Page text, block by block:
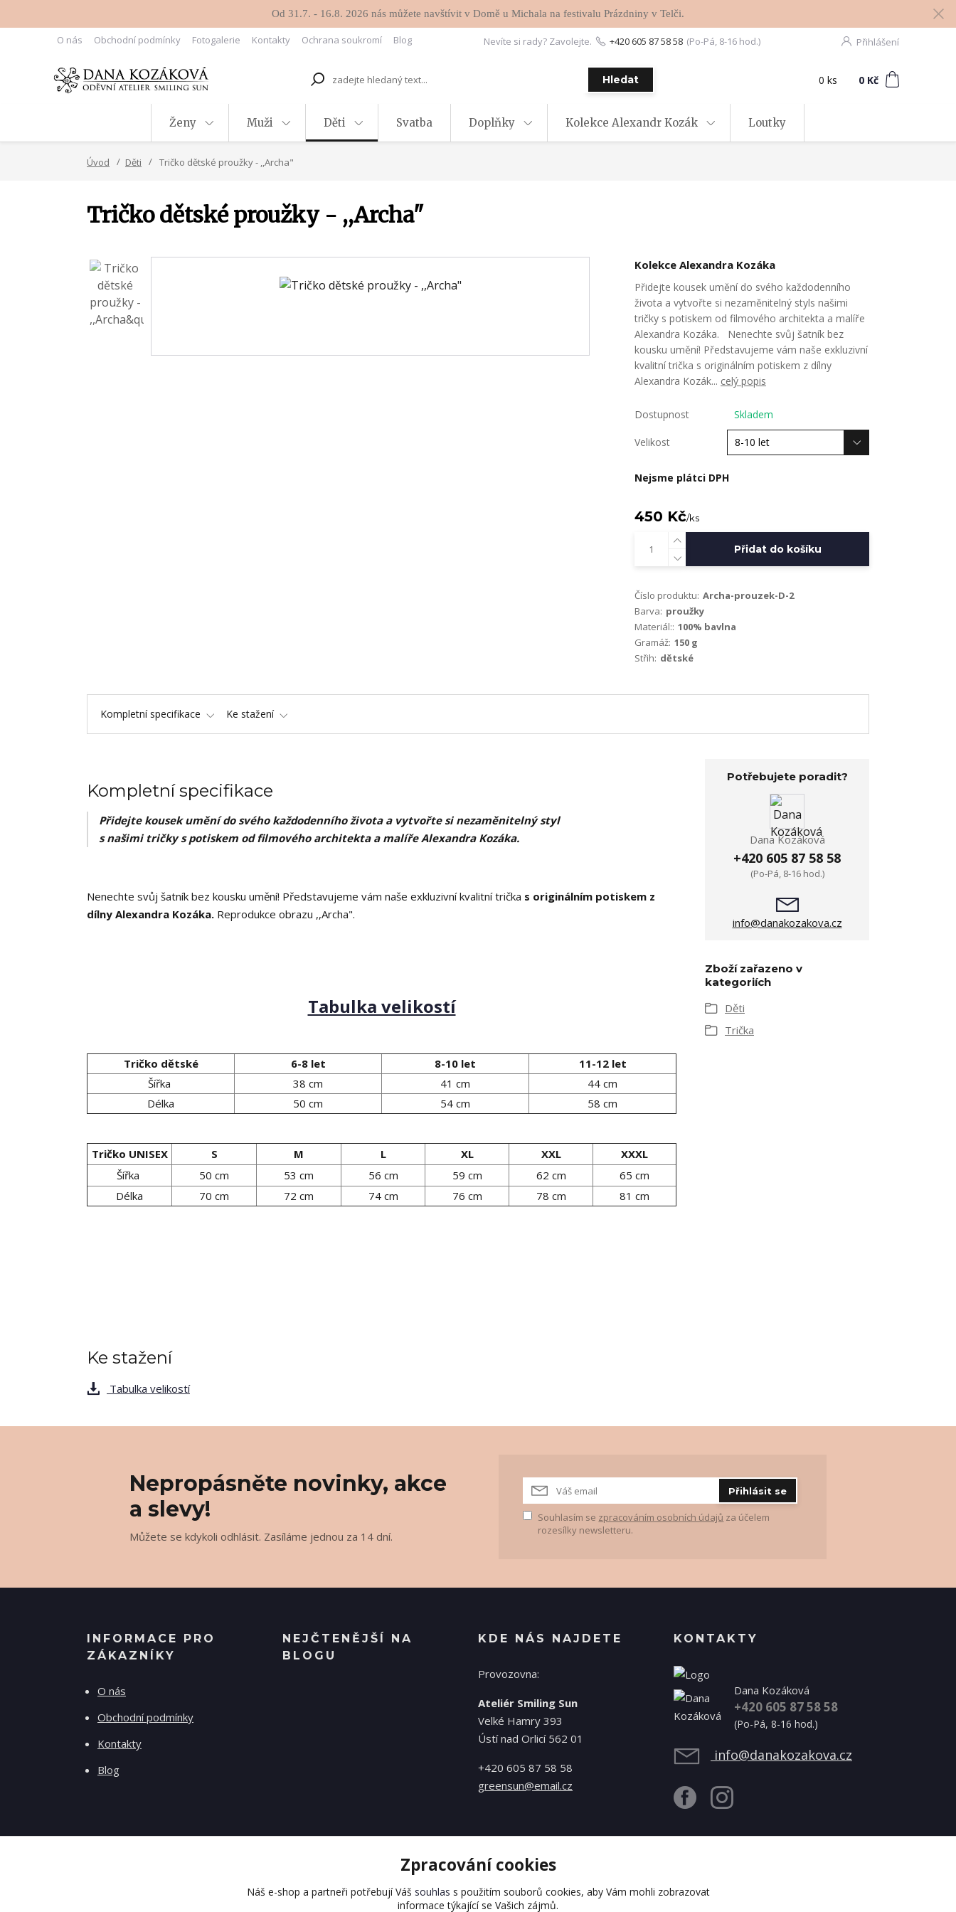
Od 31.7. - 16.8. 2026 nás můžete navštívit v Domě u Michala na festivalu Prázdniny v Telči.
O nás Obchodní podmínky Fotogalerie Kontakty Ochrana soukromí Blog Přihlášení
Hledat
Nevíte si rady? Zavolejte. +420 605 87 58 58 (Po-Pá, 8-16 hod.)
0 ks 0 Kč
Ženy Muži Děti Svatba Doplňky Kolekce Alexandr Kozák Loutky
Úvod Děti Tričko dětské proužky - ,,Archa"
Tričko dětské proužky - ,,Archa"
Kolekce Alexandra Kozáka
Přidejte kousek umění do svého každodenního
života a vytvořte si nezaměnitelný styls našimi
tričky s potiskem od filmového architekta a malíře
Alexandra Kozáka. Nenechte svůj šatník bez
kousku umění! Představujeme vám naše exkluzivní
kvalitní trička s originálním potiskem z dílny
Alexandra Kozák... celý popis
Dostupnost Skladem
Velikost
Nejsme plátci DPH
450 Kč/ks
Přidat do košíku
Číslo produktu: Archa-prouzek-D-2
Barva: proužky
Materiál:: 100% bavlna
Gramáž: 150 g
Střih: dětské
Kompletní specifikace Ke stažení
Kompletní specifikace
Přidejte kousek umění do svého každodenního života a vytvořte si nezaměnitelný styl
s našimi tričky s potiskem od filmového architekta a malíře Alexandra Kozáka.
Nenechte svůj šatník bez kousku umění! Představujeme vám naše exkluzivní kvalitní trička s originálním potiskem z
dílny Alexandra Kozáka. Reprodukce obrazu ,,Archa".
Tabulka velikostí
Tričko dětské 6-8 let 8-10 let
11-12 let
Šířka
38 cm 41 cm
44 cm
Délka
50 cm 54 cm 58 cm
Tričko UNISEX S M L XL XXL
XXXL
Šířka
50 cm 53 cm 56 cm 59 cm 62 cm
65 cm
Délka
70 cm 72 cm 74 cm 76 cm 78 cm 81 cm
Potřebujete poradit?
Dana Kozáková
+420 605 87 58 58
(Po-Pá, 8-16 hod.)
info@danakozakova.cz
Zboží zařazeno v
kategoriích
Děti
Trička
Ke stažení
Tabulka velikostí
Nepropásněte novinky, akce
a slevy!
Můžete se kdykoli odhlásit. Zasíláme jednou za 14 dní.
Přihlásit se
Souhlasím se zpracováním osobních údajů za účelem
rozesílky newsletteru.
INFORMACE PRO
ZÁKAZNÍKY
O nás
Obchodní podmínky
Kontakty
Blog
NEJČTENĚJŠÍ NA
BLOGU
KDE NÁS NAJDETE
Provozovna:
Ateliér Smiling Sun
Velké Hamry 393
Ústí nad Orlicí 562 01
+420 605 87 58 58
greensun@email.cz
KONTAKTY
Dana Kozáková
+420 605 87 58 58
(Po-Pá, 8-16 hod.)
info@danakozakova.cz
Zpracování cookies
Náš e-shop a partneři potřebují Váš souhlas s použitím souborů cookies, aby Vám mohli zobrazovat
informace týkající se Vašich zájmů.